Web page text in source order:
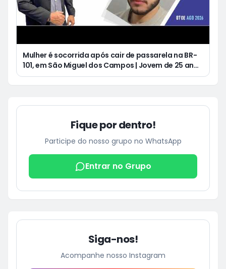
Mulher é socorrida após cair de passarela na BR-
101, em São Miguel dos Campos | Jovem de 25 anos
morre após acidente de moto no Distrito
Fique por dentro!
Participe do nosso grupo no WhatsApp
Entrar no Grupo
Siga-nos!
Acompanhe nosso Instagram